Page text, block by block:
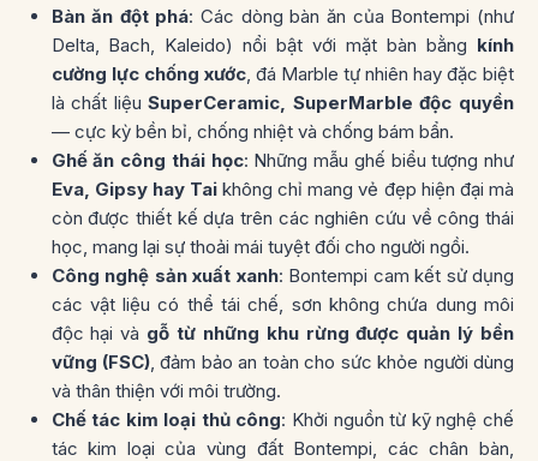
Bàn ăn đột phá: Các dòng bàn ăn của Bontempi (như
Delta, Bach, Kaleido) nổi bật với mặt bàn bằng kính
cường lực chống xước, đá Marble tự nhiên hay đặc biệt
là chất liệuSuperCeramic, SuperMarble độc quyền
— cực kỳ bền bỉ, chống nhiệt và chống bám bẩn.
Ghế ăn công thái học: Những mẫu ghế biểu tượng như
Eva, Gipsy hay Taikhông chỉ mang vẻ đẹp hiện đại mà
còn được thiết kế dựa trên các nghiên cứu về công thái
học, mang lại sự thoải mái tuyệt đối cho người ngồi.
Công nghệ sản xuất xanh: Bontempi cam kết sử dụng
các vật liệu có thể tái chế, sơn không chứa dung môi
độc hại và gỗ từ những khu rừng được quản lý bền
vững (FSC), đảm bảo an toàn cho sức khỏe người dùng
và thân thiện với môi trường.
Chế tác kim loại thủ công: Khởi nguồn từ kỹ nghệ chế
tác kim loại của vùng đất Bontempi, các chân bàn,